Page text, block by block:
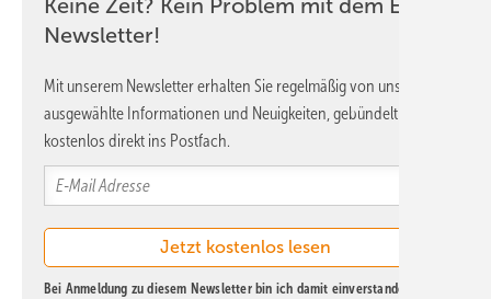
Keine Zeit? Kein Problem mit dem ERE
Newsletter!
Mit unserem Newsletter erhalten Sie regelmäßig von uns
ausgewählte Informationen und Neuigkeiten, gebündelt und
kostenlos direkt ins Postfach.
Bei Anmeldung zu diesem Newsletter bin ich damit einverstanden, über